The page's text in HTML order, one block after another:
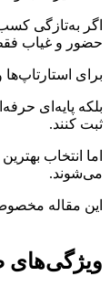
اگر به‌تازگی
حضور و غیاب
برای
بلکه پایه‌ای
ثبت کنند.
اما انتخاب
می‌شوند.
این مقاله